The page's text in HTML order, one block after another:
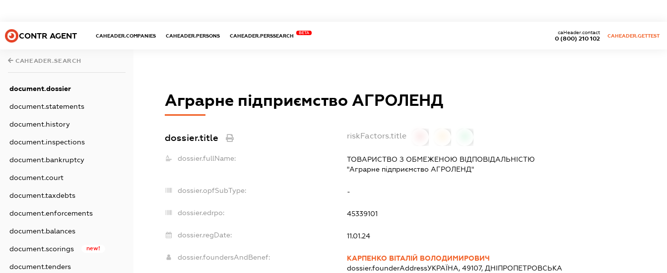
CONTR AGENT CAHEADER.COMPANIES CAHEADER.PERSONS CAHEADER.PERSSEARCH
BETA
0 (800) 210 102
caHeader.contact
CAHEADER.GETTEST
CAHEADER.SEARCH
document.dossier
document.statements
document.history
document.inspections
document.bankruptcy
document.court
document.taxdebts
document.enforcements
document.balances
document.scorings new!
document.tenders
Аграрне підприємство АГРОЛЕНД
dossier.title riskFactors.title
dossier.fullName:
ТОВАРИСТВО З ОБМЕЖЕНОЮ ВІДПОВІДАЛЬНІСТЮ
"Аграрне підприємство АГРОЛЕНД"
dossier.opfSubType: -
dossier.edrpo: 45339101
dossier.regDate: 11.01.24
dossier.foundersAndBenef:
КАРПЕНКО ВІТАЛІЙ ВОЛОДИМИРОВИЧ
dossier.founderAddressУКРАЇНА, 49107, ДНІПРОПЕТРОВСЬКА